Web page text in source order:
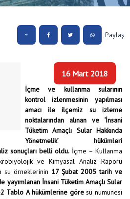
Paylaş
16 Mart 2018
İçme ve kullanma sularının
kontrol izlenmesinin yapılması
amacı ile ilçemiz su izleme
noktalarından alınan ve ‘İnsani
Tüketim Amaçlı Sular Hakkında
Yönetmelik’ hükümleri
sonuçları belli oldu. İçme – Kullanma
ve Kimyasal Analiz Raporu
su örneklerinin 17 Şubat 2005 tarih ve
yayımlanan İnsani Tüketim Amaçlı Sular
2 Tablo A hükümlerine göresu numunesi